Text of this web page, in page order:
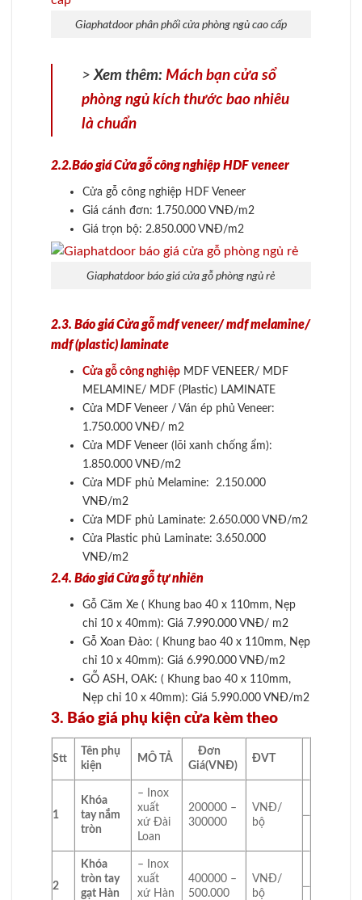
Giaphatdoor phân phối cửa phòng ngủ cao cấp
> Xem thêm: Mách bạn cửa sổ
phòng ngủ kích thước bao nhiêu
là chuẩn
2.2.Báo giá Cửa gỗ công nghiệp HDF veneer
Cửa gỗ công nghiệp HDF Veneer
Giá cánh đơn: 1.750.000 VNĐ/m2
Giá trọn bộ: 2.850.000 VNĐ/m2
Giaphatdoor báo giá cửa gỗ phòng ngủ rẻ
2.3. Báo giá Cửa gỗ mdf veneer/ mdf melamine/
mdf (plastic) laminate
Cửa gỗ công nghiệpMDF VENEER/ MDF
MELAMINE/ MDF (Plastic) LAMINATE
Cửa MDF Veneer / Ván ép phủ Veneer:
1.750.000 VNĐ/ m2
Cửa MDF Veneer (lõi xanh chống ẩm):
1.850.000 VNĐ/m2
Cửa MDF phủ Melamine: 2.150.000
VNĐ/m2
Cửa MDF phủ Laminate: 2.650.000 VNĐ/m2
Cửa Plastic phủ Laminate: 3.650.000
VNĐ/m2
2.4. Báo giá Cửa gỗ tự nhiên
Gỗ Căm Xe ( Khung bao 40 x 110mm, Nẹp
chỉ 10 x 40mm): Giá 7.990.000 VNĐ/ m2
Gỗ Xoan Đào: ( Khung bao 40 x 110mm, Nẹp
chỉ 10 x 40mm): Giá 6.990.000 VNĐ/m2
GỖ ASH, OAK: ( Khung bao 40 x 110mm,
Nẹp chỉ 10 x 40mm): Giá 5.990.000 VNĐ/m2
3. Báo giá phụ kiện cửa kèm theo
Stt
Tên phụ
kiện
MÔ TẢ
Đơn
Giá(VNĐ)
ĐVT
1
Khóa
tay nắm
tròn
– Inox
xuất
xứ Đài
Loan
200000 –
300000
VNĐ/
bộ
2
Khóa
tròn tay
gạt Hàn
– Inox
xuất
xứ Hàn
400000 –
500.000
VNĐ/
bộ